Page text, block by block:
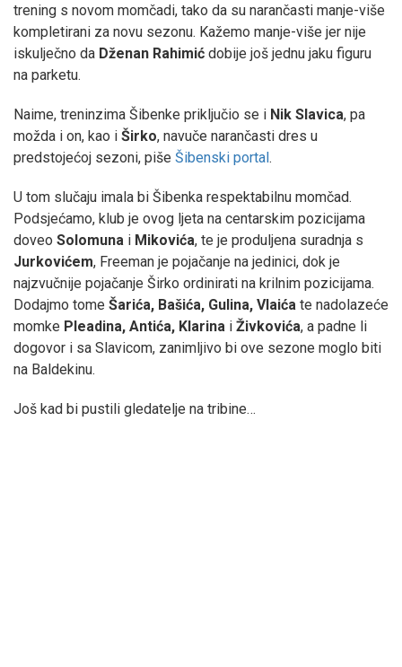
trening s novom momčadi, tako da su narančasti manje-više
kompletirani za novu sezonu. Kažemo manje-više jer nije
iskulječno da Dženan Rahimić dobije još jednu jaku figuru
na parketu.
Naime, treninzima Šibenke priključio se i Nik Slavica, pa
možda i on, kao i Širko, navuče narančasti dres u
predstojećoj sezoni, piše Šibenski portal.
U tom slučaju imala bi Šibenka respektabilnu momčad.
Podsjećamo, klub je ovog ljeta na centarskim pozicijama
doveo Solomuna i Mikovića, te je produljena suradnja s
Jurkovićem, Freeman je pojačanje na jedinici, dok je
najzvučnije pojačanje Širko ordinirati na krilnim pozicijama.
Dodajmo tome Šarića, Bašića, Gulina, Vlaića te nadolazeće
momke Pleadina, Antića, Klarina i Živkovića, a padne li
dogovor i sa Slavicom, zanimljivo bi ove sezone moglo biti
na Baldekinu.
Još kad bi pustili gledatelje na tribine…